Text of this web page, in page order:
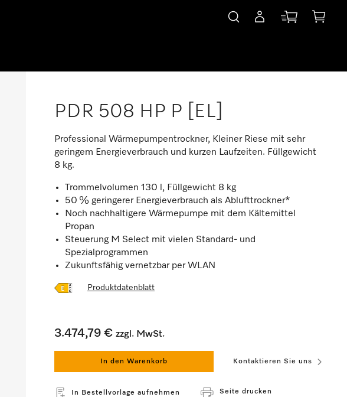
PDR 508 HP P [EL]
Professional Wärmepumpentrockner, Kleiner Riese mit sehr
geringem Energieverbrauch und kurzen Laufzeiten. Füllgewicht
8 kg.
Trommelvolumen 130 l, Füllgewicht 8 kg
50 % geringerer Energieverbrauch als Ablufttrockner*
Noch nachhaltigere Wärmepumpe mit dem Kältemittel
Propan
Steuerung M Select mit vielen Standard- und
Spezialprogrammen
Zukunftsfähig vernetzbar per WLAN
Produktdatenblatt
3.474,79 € zzgl. MwSt.
In den Warenkorb Kontaktieren Sie uns
In Bestellvorlage aufnehmen Seite drucken